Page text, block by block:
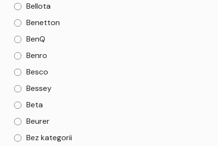
Bellota
Benetton
BenQ
Benro
Besco
Bessey
Beta
Beurer
Bez kategorii